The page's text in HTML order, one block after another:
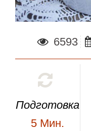
6593
Подготовка
5 Мин.